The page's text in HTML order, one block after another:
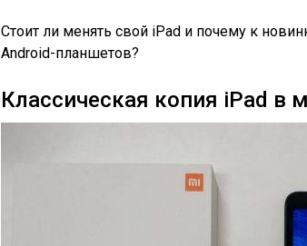
Стоит ли менять свой iPad и почему к
Android-планшетов?
Классическая копия iPad в